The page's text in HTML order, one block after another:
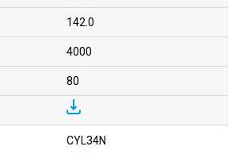
142.0
4000
80
CYL34N